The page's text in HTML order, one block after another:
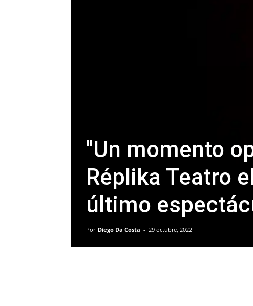
"Un momento
Réplika Teatro
último
Por Diego Da Costa - 29 octubre, 2022